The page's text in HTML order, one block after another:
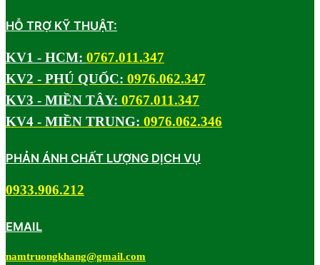
HỖ TRỢ KỸ THUẬT:
KV1 - HCM: 0767.011.347
KV2 - PHÚ QUỐC: 0976.062.347
KV3 - MIỀN TÂY: 0767.011.347
KV4 - MIỀN TRUNG: 0976.062.346
PHẢN ÁNH CHẤT LƯỢNG DỊCH VỤ
0933.906.212
EMAIL
namtruongkhang@gmail.com